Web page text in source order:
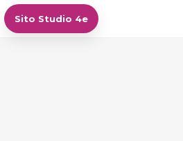
Sito Studio 4e